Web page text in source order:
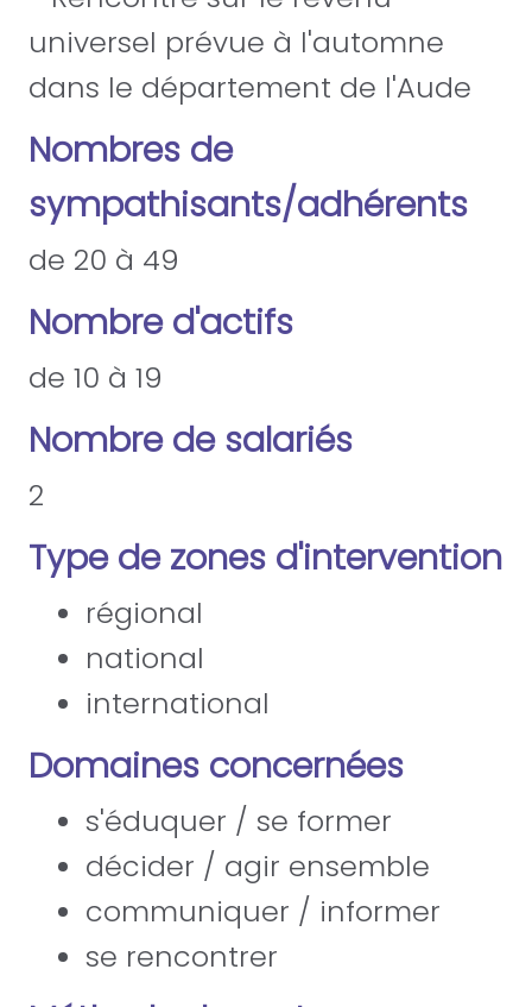
universel prévue à l'automne
dans le département de l'Aude
Nombres de
sympathisants/adhérents
de 20 à 49
Nombre d'actifs
de 10 à 19
Nombre de salariés
2
Type de zones d'intervention
régional
national
international
Domaines concernées
s'éduquer / se former
décider / agir ensemble
communiquer / informer
se rencontrer